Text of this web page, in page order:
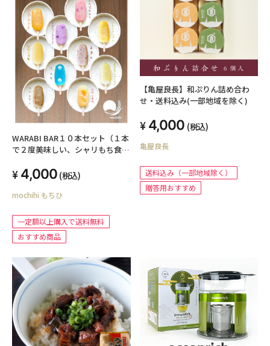
WARABI BAR１０本セット（１本
で２度美味しい、シャリもち食感
4,000 (税込)
mochihi もちひ
一定額以上購入で送料無料
おすすめ商品
【亀屋良長】和ぷりん詰め合わ
せ・送料込み(一部地域を除く)
4,000 (税込)
亀屋良長
送料込み（一部地域除く）
贈答用おすすめ